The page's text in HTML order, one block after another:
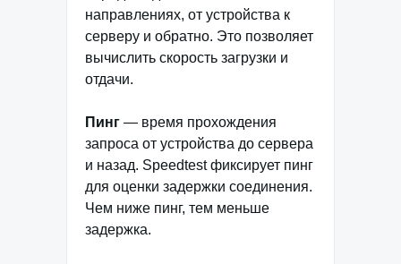
направлениях, от устройства к
серверу и обратно. Это позволяет
вычислить скорость загрузки и
отдачи.
Пинг — время прохождения
запроса от устройства до сервера
и назад. Speedtest фиксирует пинг
для оценки задержки соединения.
Чем ниже пинг, тем меньше
задержка.